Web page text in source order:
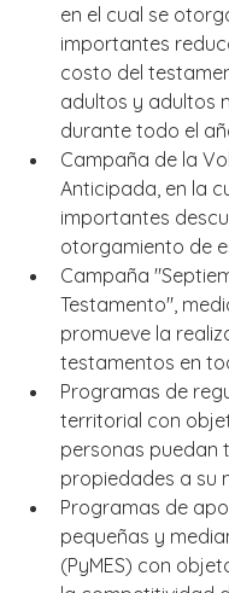
en el cual se
importantes
costo del
adultos y adultos
durante todo el
Campaña de la
Anticipada, en la
importantes
otorgamiento de
Campaña
Testamento",
promueve la
testamentos en
Programas de
territorial con
personas puedan
propiedades a su
Programas de
pequeñas y
(PyMES) con